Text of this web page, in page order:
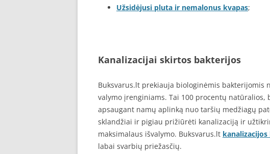
Užsidėjusi pluta ir nemalonus kvapas;
Kanalizacijai skirtos bakterijos
Buksvarus.lt prekiauja biologinėmis bakterijomis
valymo įrenginiams. Tai 100 procentų
apsaugant namų aplinką nuo taršių medžiagų
sklandžiai ir pigiau prižiūrėti kanalizaciją ir
maksimalaus išvalymo. Buksvarus.lt
labai svarbių priežasčių.